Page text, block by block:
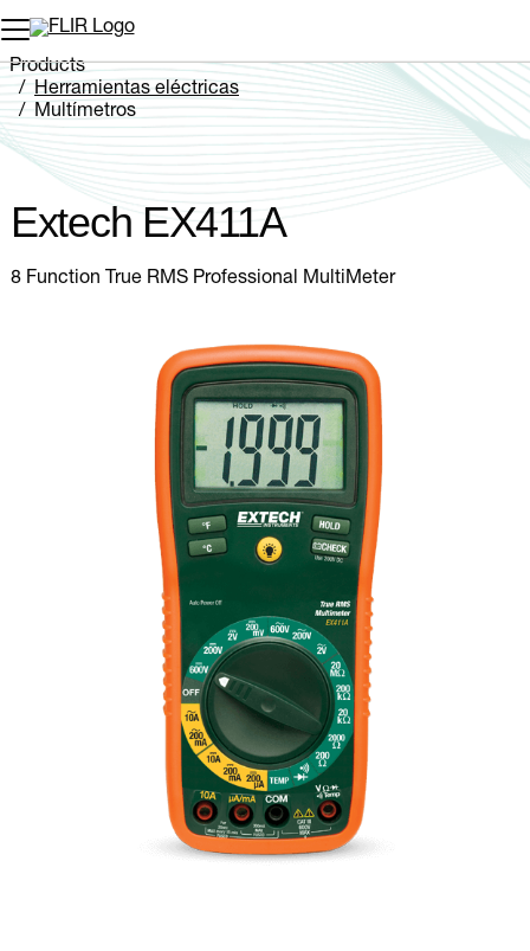
Products
Herramientas eléctricas
Multímetros
Extech EX411A
Extech EX411A
8 Function True RMS Professional MultiMeter